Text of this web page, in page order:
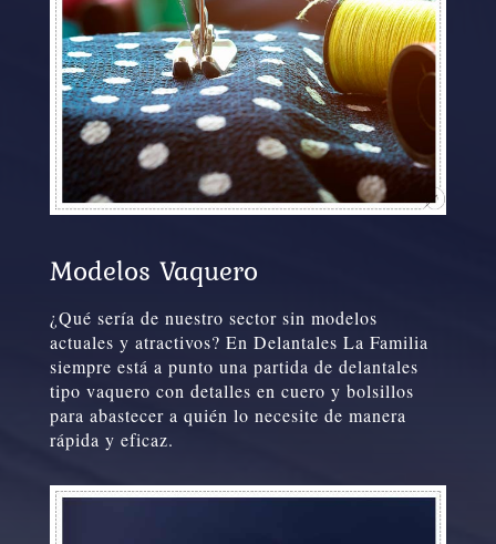
Modelos Vaquero
¿Qué sería de nuestro sector sin modelos
actuales y atractivos? En Delantales La Familia
siempre está a punto una partida de delantales
tipo vaquero con detalles en cuero y bolsillos
para abastecer a quién lo necesite de manera
rápida y eficaz.